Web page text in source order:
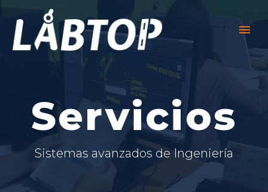
Servicios
Sistemas avanzados de Ingeniería